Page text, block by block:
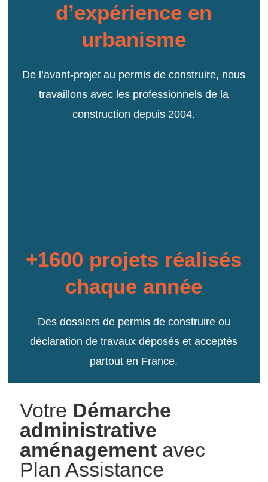
d’expérience en
urbanisme
De l’avant-projet au permis de construire, nous
travaillons avec les professionnels de la
construction depuis 2004.
+1600 projets réalisés
chaque année
Des dossiers de permis de construire ou
déclaration de travaux déposés et acceptés
partout en France.
Votre Démarche
administrative
aménagement avec
Plan Assistance